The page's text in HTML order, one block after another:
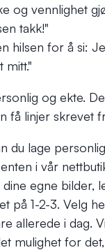
og vennlighet
takk!"
hilsen for å si:
mitt."
og ekte.
få linjer skrevet
du lage
i vår
egne bilder,
på 1-2-3. Velg
allerede i dag.
mulighet for